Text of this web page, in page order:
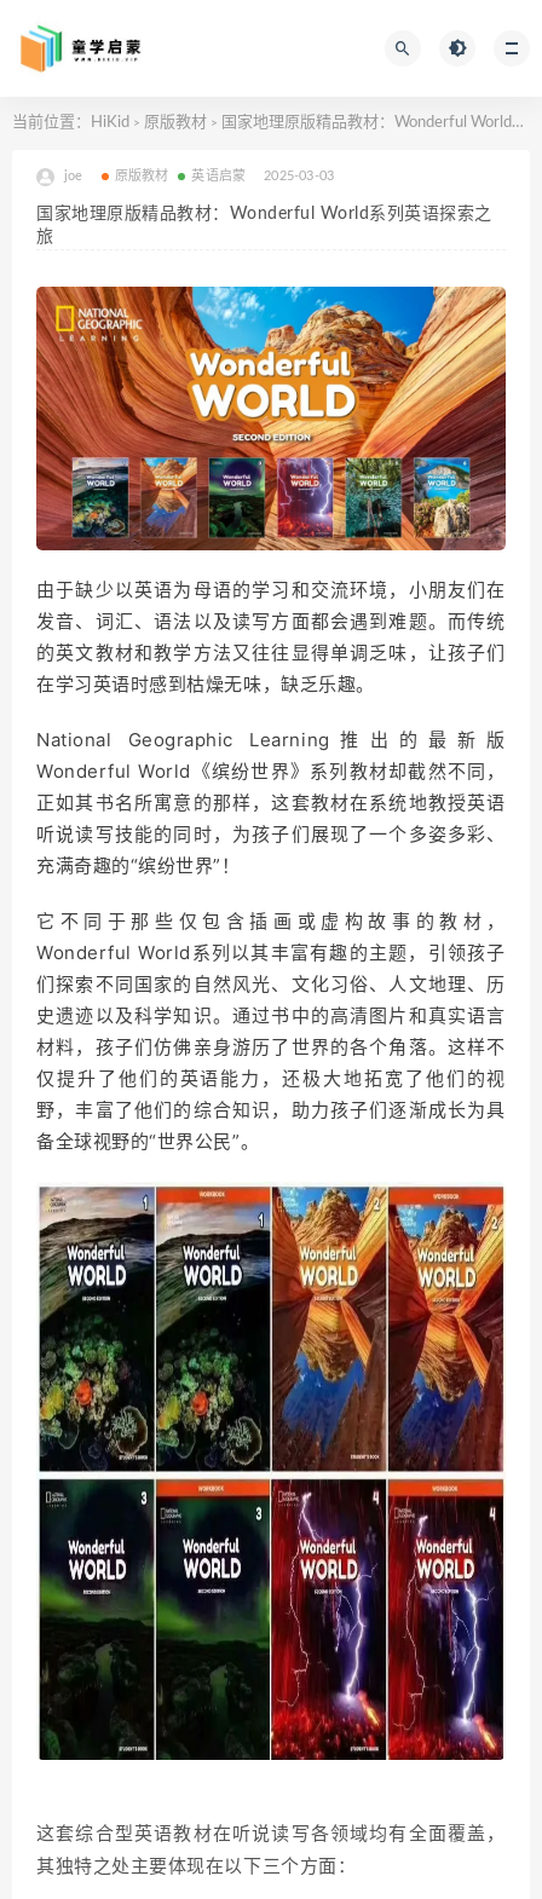
当前位置： HiKid > 原版教材 > 国家地理原版精品教材：Wonderful World系列英语探索之旅
joe 原版教材 英语启蒙 2025-03-03
国家地理原版精品教材：Wonderful World系列英语探索之
旅
由于缺少以英语为母语的学习和交流环境，小朋友们在
发音、词汇、语法以及读写方面都会遇到难题。而传统
的英文教材和教学方法又往往显得单调乏味，让孩子们
在学习英语时感到枯燥无味，缺乏乐趣。
National Geographic Learning推出的最新版
Wonderful World《缤纷世界》系列教材却截然不同，
正如其书名所寓意的那样，这套教材在系统地教授英语
听说读写技能的同时，为孩子们展现了一个多姿多彩、
充满奇趣的“缤纷世界”！
它不同于那些仅包含插画或虚构故事的教材，
Wonderful World系列以其丰富有趣的主题，引领孩子
们探索不同国家的自然风光、文化习俗、人文地理、历
史遗迹以及科学知识。通过书中的高清图片和真实语言
材料，孩子们仿佛亲身游历了世界的各个角落。这样不
仅提升了他们的英语能力，还极大地拓宽了他们的视
野，丰富了他们的综合知识，助力孩子们逐渐成长为具
备全球视野的“世界公民”。
这套综合型英语教材在听说读写各领域均有全面覆盖，
其独特之处主要体现在以下三个方面：